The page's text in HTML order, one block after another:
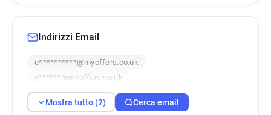
Indirizzi Email
c**********@myoffers.co.uk
y******@myoffers.co.uk
Mostra tutto (2) Cerca email